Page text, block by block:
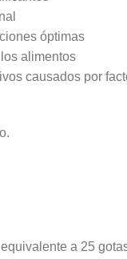
óptimas
alimentos
causados por
a 25